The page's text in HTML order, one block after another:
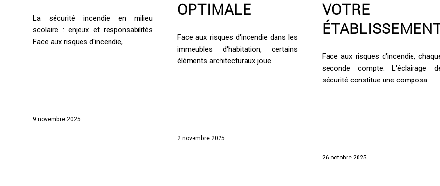
La sécurité incendie en milieu
scolaire : enjeux et responsabilités
Face aux risques d'incendie,
9 novembre 2025
OPTIMALE
Face aux risques d'incendie dans les
immeubles d'habitation, certains
éléments architecturaux joue
2 novembre 2025
VOTRE
Face aux risques d'incendie,
seconde compte. L'éclairage
sécurité constitue une composa
26 octobre 2025